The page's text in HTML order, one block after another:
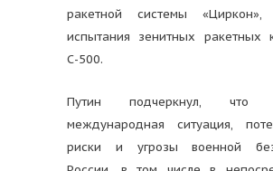
ракетной системы «Циркон»,
испытания зенитных ракетных
С-500.
Путин подчеркнул, что
международная ситуация,
риски и угрозы военной